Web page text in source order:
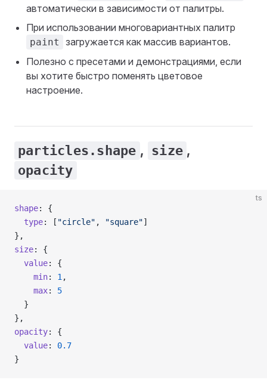
автоматически в зависимости от палитры.
При использовании многовариантных палитр
paint
загружается как массив вариантов.
Полезно с пресетами и демонстрациями, если
вы хотите быстро поменять цветовое
настроение.
particles.shape , size ,
opacity
ts
shape: {
  type
: [ "circle" , "square"]
},
size: {
  value
: {
    min
: 1 ,
    max
: 5
  }
},
opacity: {
  value
: 0.7
}